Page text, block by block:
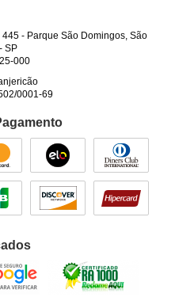
445 - Parque São Domingos, São
SP
000
0001-69